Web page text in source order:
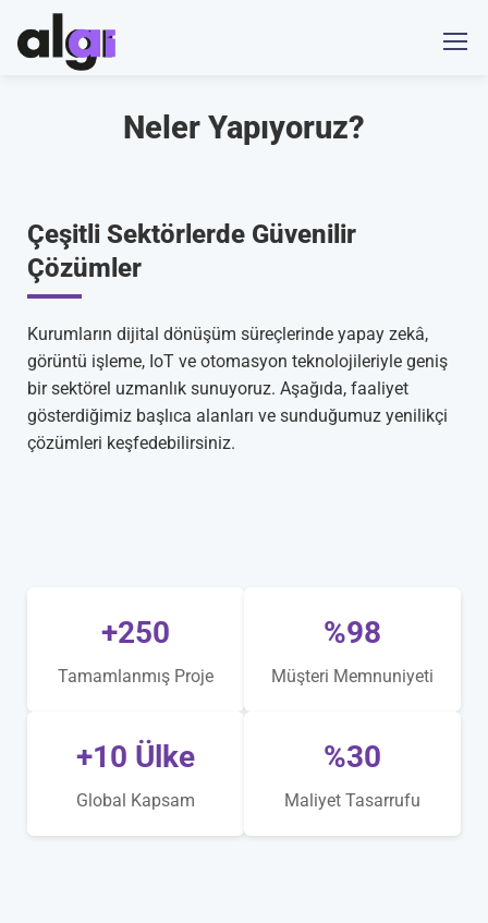
Neler Yapıyoruz?
Çeşitli Sektörlerde Güvenilir
Çözümler
Kurumların dijital dönüşüm süreçlerinde yapay zekâ,
görüntü işleme, IoT ve otomasyon teknolojileriyle geniş
bir sektörel uzmanlık sunuyoruz. Aşağıda, faaliyet
gösterdiğimiz başlıca alanları ve sunduğumuz yenilikçi
çözümleri keşfedebilirsiniz.
+250
Tamamlanmış Proje
%98
Müşteri Memnuniyeti
+10 Ülke
Global Kapsam
%30
Maliyet Tasarrufu